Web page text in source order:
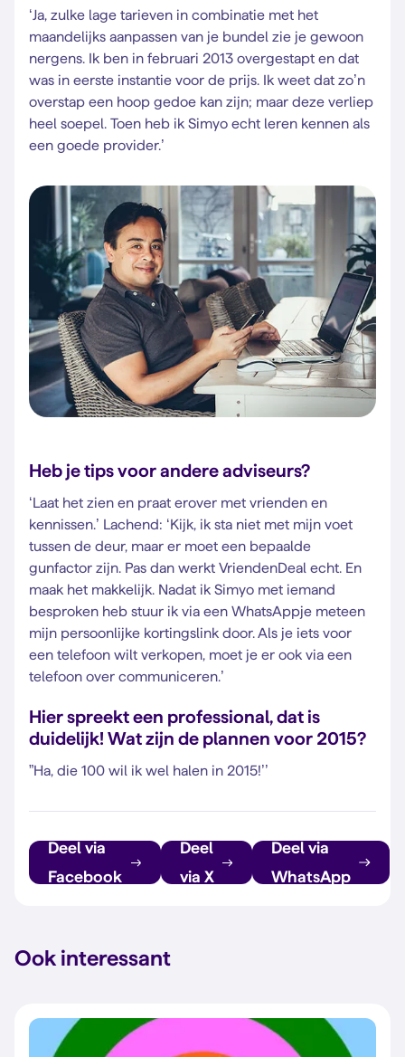
‘Ja, zulke lage tarieven in combinatie met het
maandelijks aanpassen van je bundel zie je gewoon
nergens. Ik ben in februari 2013 overgestapt en dat
was in eerste instantie voor de prijs. Ik weet dat zo’n
overstap een hoop gedoe kan zijn; maar deze verliep
heel soepel. Toen heb ik Simyo echt leren kennen als
een goede provider.’
Heb je tips voor andere adviseurs?
‘Laat het zien en praat erover met vrienden en
kennissen.’ Lachend: ‘Kijk, ik sta niet met mijn voet
tussen de deur, maar er moet een bepaalde
gunfactor zijn. Pas dan werkt VriendenDeal echt. En
maak het makkelijk. Nadat ik Simyo met iemand
besproken heb stuur ik via een WhatsAppje meteen
mijn persoonlijke kortingslink door. Als je iets voor
een telefoon wilt verkopen, moet je er ook via een
telefoon over communiceren.’
Hier spreekt een professional, dat is
duidelijk! Wat zijn de plannen voor 2015?
”Ha, die 100 wil ik wel halen in 2015!’’
Deel via
Facebook
Deel
via X
Deel via
WhatsApp
Ook interessant